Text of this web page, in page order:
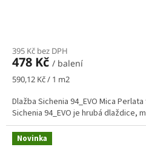
395 Kč bez DPH
478 Kč / balení
Měrná
590,12 Kč / 1 m2
Dlažba Sichenia 94_EVO Mica
Sichenia 94_EVO je hrubá dlaždice,
Novinka